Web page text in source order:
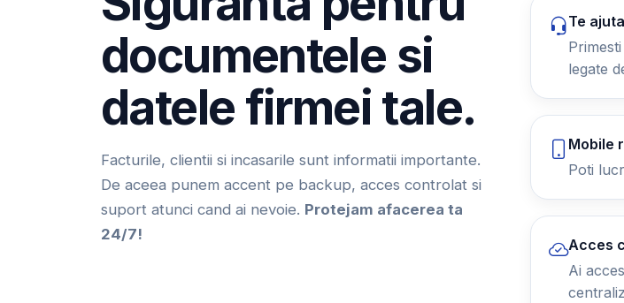
documentele si
datele firmei tale.
Facturile, clientii si incasarile sunt informatii importante.
De aceea punem accent pe backup, acces controlat si
suport atunci cand ai nevoie. Protejam afacerea ta
24/7!
Te
legate
Mobile
Poti
Acces
Ai